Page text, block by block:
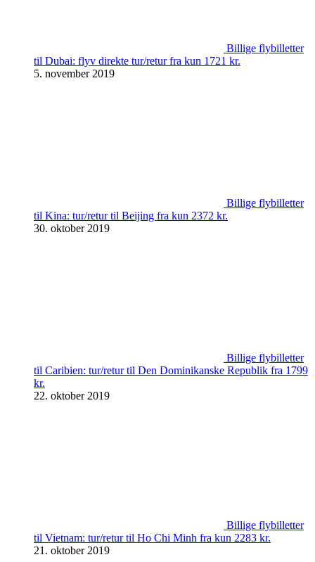
Billige flybilletter
til Dubai: flyv direkte tur/retur fra kun 1721 kr.
5. november 2019
Billige flybilletter
til Kina: tur/retur til Beijing fra kun 2372 kr.
30. oktober 2019
Billige flybilletter
til Caribien: tur/retur til Den Dominikanske Republik fra 1799
kr.
22. oktober 2019
Billige flybilletter
til Vietnam: tur/retur til Ho Chi Minh fra kun 2283 kr.
21. oktober 2019